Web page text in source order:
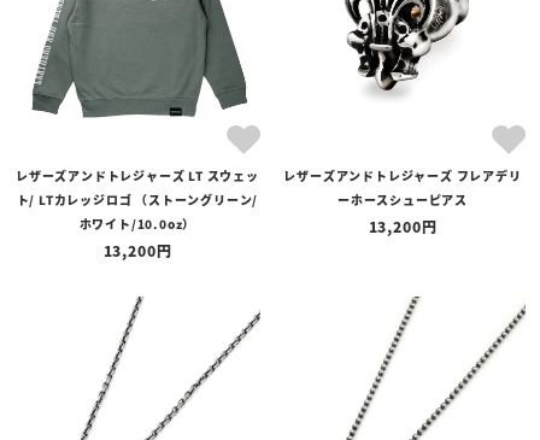
レザーズアンドトレジャーズ LT スウェッ
ト/ LTカレッジロゴ （ストーングリーン/
ホワイト/10.0oz）
13,200
レザーズアンドトレジャーズ フレアデリ
ーホースシューピアス
13,200